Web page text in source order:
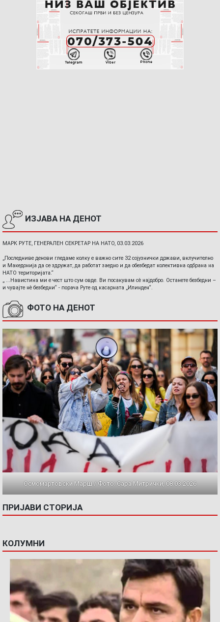
ИЗЈАВА НА ДЕНОТ
МАРК РУТЕ, ГЕНЕРАЛЕН СЕКРЕТАР НА НАТО, 03.03.2026
„Последниве денови гледаме колку е важно сите 32 сојузнички држави, вклучително
и Македонија да се здружат, да работат заедно и да обезбедат колективна одбрана на
НАТО територијата.“
„ ...Навистина ми е чест што сум овде. Ви посакувам сè најдобро. Останете безбедни –
и чувајте нè безбедни“ - порача Руте од касарната „Илинден“.
ФОТО НА ДЕНОТ
Осмомартовски Марш / Фото: Сара Митрички, 08.03.2026
ПРИЈАВИ СТОРИЈА
КОЛУМНИ